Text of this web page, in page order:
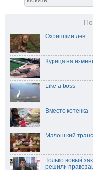
Охрипший лев
Курица на
Like a boss
Вместо котенка
Маленький
Только новый
решили